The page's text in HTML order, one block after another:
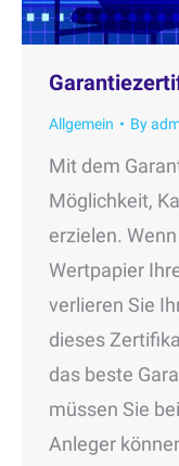
Allgemein By
Mit dem
Möglichkeit,
erzielen.
Wertpapier
verlieren Sie
dieses
das beste
müssen Sie
Anleger